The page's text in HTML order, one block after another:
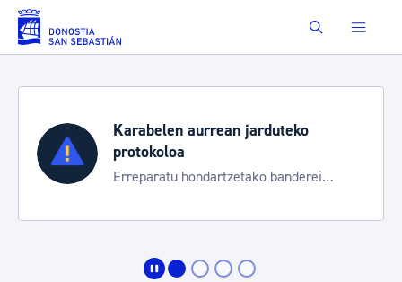
Eduki nagusira joan Buscar
Karabelen aurrean jarduteko
protokoloa
Erreparatu hondartzetako banderei